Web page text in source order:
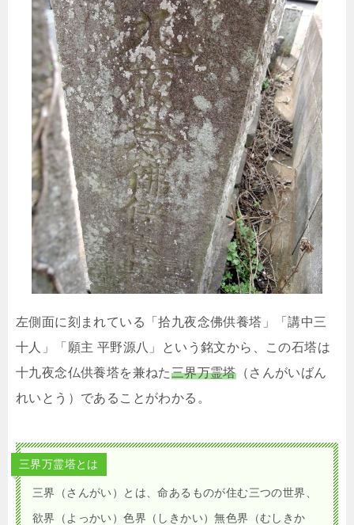
左側面に刻まれている「拾九夜念佛供養塔」「講中三
十人」「願主 平野源八」という銘文から、この石塔は
十九夜念仏供養塔を兼ねた三界万霊塔（さんがいばん
れいとう）であることがわかる。
三界万霊塔とは
三界（さんがい）とは、命あるものが住む三つの世界、
欲界（よっかい）色界（しきかい）無色界（むしきか